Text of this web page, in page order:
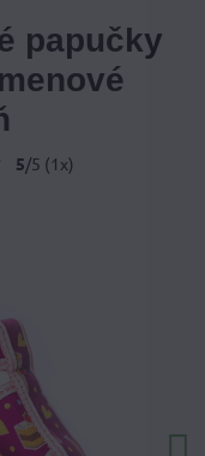
papučky
5/5 (1 x)